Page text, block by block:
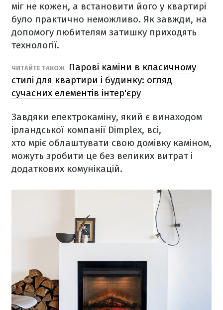
міг не кожен, а встановити його у квартирі
було практично неможливо. Як завжди, на
допомогу любителям затишку приходять
технології.
ЧИТАЙТЕ ТАКОЖ
Парові каміни в класичному
стилі для квартири і будинку: огляд
сучасних елементів інтер'єру
Завдяки електрокаміну, який є винаходом
ірландської компанії Dimplex, всі,
хто мріє облаштувати свою домівку каміном,
можуть зробити це без великих витрат і
додаткових комунікацій.